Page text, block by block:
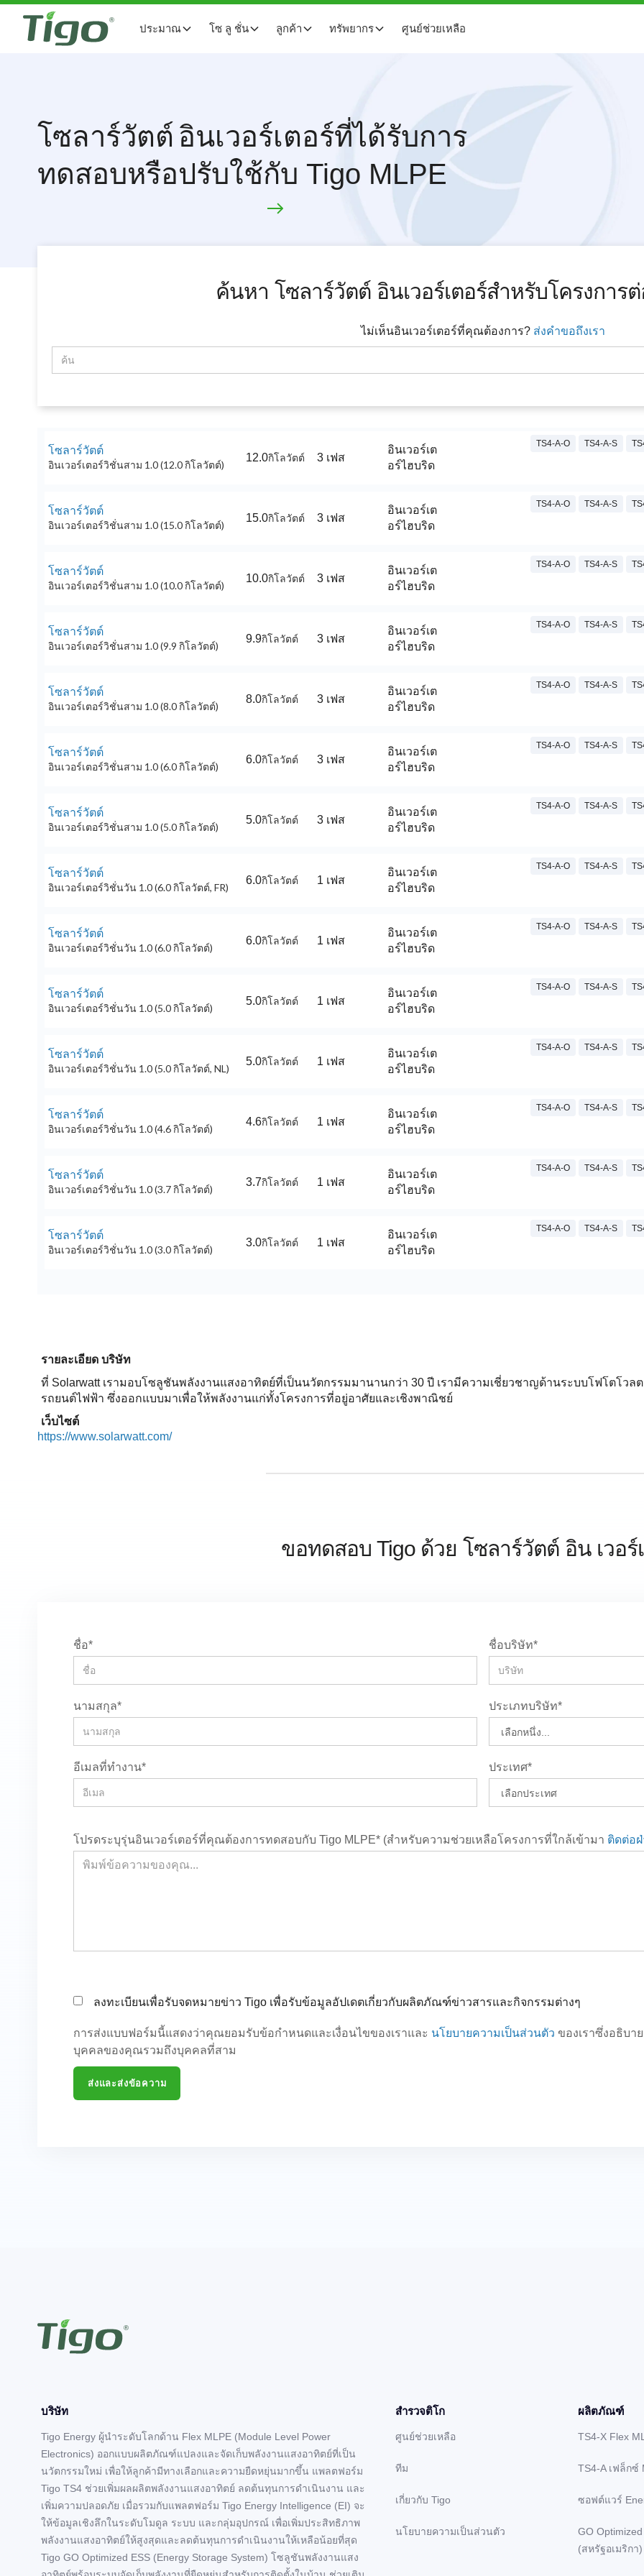
ประมาณ โซ ลู ชั่น ลูกค้า ทรัพยากร ศูนย์ช่วยเหลือ
โซลาร์วัตต์ อินเวอร์เตอร์ที่ได้รับการ
ทดสอบหรือปรับใช้กับ Tigo MLPE
ค้นหา โซลาร์วัตต์ อินเวอร์เตอร์สําหรับโครงกา
ไม่เห็นอินเวอร์เตอร์ที่คุณต้องการ? ส่งคําขอถึงเรา
โซลาร์วัตต์
อินเวอร์เตอร์วิชั่นสาม 1.0 (12.0 กิโลวัตต์)
12.0กิโลวัตต์ 3 เฟส
อินเวอร์เต
อร์ไฮบริด
TS4-A-O TS4-A-S
โซลาร์วัตต์
อินเวอร์เตอร์วิชั่นสาม 1.0 (15.0 กิโลวัตต์)
15.0กิโลวัตต์ 3 เฟส
อินเวอร์เต
อร์ไฮบริด
TS4-A-O TS4-A-S
โซลาร์วัตต์
อินเวอร์เตอร์วิชั่นสาม 1.0 (10.0 กิโลวัตต์)
10.0กิโลวัตต์ 3 เฟส
อินเวอร์เต
อร์ไฮบริด
TS4-A-O TS4-A-S
โซลาร์วัตต์
อินเวอร์เตอร์วิชั่นสาม 1.0 (9.9 กิโลวัตต์)
9.9กิโลวัตต์ 3 เฟส
อินเวอร์เต
อร์ไฮบริด
TS4-A-O TS4-A-S
โซลาร์วัตต์
อินเวอร์เตอร์วิชั่นสาม 1.0 (8.0 กิโลวัตต์)
8.0กิโลวัตต์ 3 เฟส
อินเวอร์เต
อร์ไฮบริด
TS4-A-O TS4-A-S
โซลาร์วัตต์
อินเวอร์เตอร์วิชั่นสาม 1.0 (6.0 กิโลวัตต์)
6.0กิโลวัตต์ 3 เฟส
อินเวอร์เต
อร์ไฮบริด
TS4-A-O TS4-A-S
โซลาร์วัตต์
อินเวอร์เตอร์วิชั่นสาม 1.0 (5.0 กิโลวัตต์)
5.0กิโลวัตต์ 3 เฟส
อินเวอร์เต
อร์ไฮบริด
TS4-A-O TS4-A-S
โซลาร์วัตต์
อินเวอร์เตอร์วิชั่นวัน 1.0 (6.0 กิโลวัตต์, FR)
6.0กิโลวัตต์ 1 เฟส
อินเวอร์เต
อร์ไฮบริด
TS4-A-O TS4-A-S
โซลาร์วัตต์
อินเวอร์เตอร์วิชั่นวัน 1.0 (6.0 กิโลวัตต์)
6.0กิโลวัตต์ 1 เฟส
อินเวอร์เต
อร์ไฮบริด
TS4-A-O TS4-A-S
โซลาร์วัตต์
อินเวอร์เตอร์วิชั่นวัน 1.0 (5.0 กิโลวัตต์)
5.0กิโลวัตต์ 1 เฟส
อินเวอร์เต
อร์ไฮบริด
TS4-A-O TS4-A-S
โซลาร์วัตต์
อินเวอร์เตอร์วิชั่นวัน 1.0 (5.0 กิโลวัตต์, NL)
5.0กิโลวัตต์ 1 เฟส
อินเวอร์เต
อร์ไฮบริด
TS4-A-O TS4-A-S
โซลาร์วัตต์
อินเวอร์เตอร์วิชั่นวัน 1.0 (4.6 กิโลวัตต์)
4.6กิโลวัตต์ 1 เฟส
อินเวอร์เต
อร์ไฮบริด
TS4-A-O TS4-A-S
โซลาร์วัตต์
อินเวอร์เตอร์วิชั่นวัน 1.0 (3.7 กิโลวัตต์)
3.7กิโลวัตต์ 1 เฟส
อินเวอร์เต
อร์ไฮบริด
TS4-A-O TS4-A-S
โซลาร์วัตต์
อินเวอร์เตอร์วิชั่นวัน 1.0 (3.0 กิโลวัตต์)
3.0กิโลวัตต์ 1 เฟส
อินเวอร์เต
อร์ไฮบริด
TS4-A-O TS4-A-S
รายละเอียด บริษัท
ที่ Solarwatt เรามอบโซลูชันพลังงานแสงอาทิตย์ที่เป็นนวัตกรรมมานานกว่า 30 ปี เรามีความเชี่ยวชาญด้านระบบโฟโตโวล
รถยนต์ไฟฟ้า ซึ่งออกแบบมาเพื่อให้พลังงานแก่ทั้งโครงการที่อยู่อาศัยและเชิงพาณิชย์
เว็บไซต์
https://www.solarwatt.com/
ขอทดสอบ Tigo ด้วย โซลาร์วัตต์ อิน เวอร์
ชื่อ*
นามสกุล*
อีเมลที่ทํางาน*
ชื่อบริษัท*
ประเภทบริษัท*
ประเทศ*
โปรดระบุรุ่นอินเวอร์เตอร์ที่คุณต้องการทดสอบกับ Tigo MLPE* (สําหรับความช่วยเหลือโครงการที่ใกล้เข้ามา ติดต่อ
ลงทะเบียนเพื่อรับจดหมายข่าว Tigo เพื่อรับข้อมูลอัปเดตเกี่ยวกับผลิตภัณฑ์ข่าวสารและกิจกรรมต่างๆ
การส่งแบบฟอร์มนี้แสดงว่าคุณยอมรับข้อกําหนดและเงื่อนไขของเราและ นโยบายความเป็นส่วนตัว ของเราซึ่งอธิบา
บุคคลของคุณรวมถึงบุคคลที่สาม
บริษัท
Tigo Energy ผู้นำระดับโลกด้าน Flex MLPE (Module Level Power
Electronics) ออกแบบผลิตภัณฑ์แปลงและจัดเก็บพลังงานแสงอาทิตย์ที่เป็น
นวัตกรรมใหม่ เพื่อให้ลูกค้ามีทางเลือกและความยืดหยุ่นมากขึ้น แพลตฟอร์ม
Tigo TS4 ช่วยเพิ่มผลผลิตพลังงานแสงอาทิตย์ ลดต้นทุนการดำเนินงาน และ
เพิ่มความปลอดภัย เมื่อรวมกับแพลตฟอร์ม Tigo Energy Intelligence (EI) จะ
ให้ข้อมูลเชิงลึกในระดับโมดูล ระบบ และกลุ่มอุปกรณ์ เพื่อเพิ่มประสิทธิภาพ
พลังงานแสงอาทิตย์ให้สูงสุดและลดต้นทุนการดำเนินงานให้เหลือน้อยที่สุด
Tigo GO Optimized ESS (Energy Storage System) โซลูชันพลังงานแสง
สํารวจติโก
ศูนย์ช่วยเหลือ
ทีม
เกี่ยวกับ Tigo
นโยบายความเป็นส่วนตัว
ผลิตภัณฑ์
TS4-X Flex
TS4-A เฟล็กซ์
ซอฟต์แวร์
GO Optimized
(สหรัฐอเมริกา)